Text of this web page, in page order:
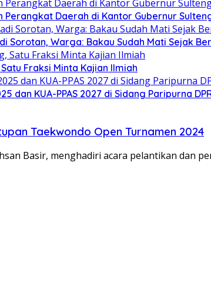
Daerah di Kantor Gubernur
Sorotan, Warga: Bakau Sudah Mati Sejak
Fraksi Minta Kajian Ilmiah
dan KUA-PPAS 2027 di Sidang Paripurna
Taekwondo Open Turnamen 2024
Basir, menghadiri acara pelantikan dan